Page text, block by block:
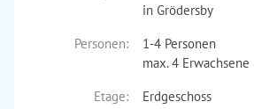
in Grödersby
Personen:
1-4 Personen
max. 4 Erwachsene
Etage:
Erdgeschoss